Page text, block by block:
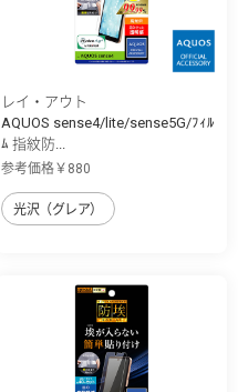
レイ・アウト
AQUOS sense4/lite/sense5G/ﾌｨﾙ
ﾑ 指紋防...
参考価格￥880
光沢（グレア）